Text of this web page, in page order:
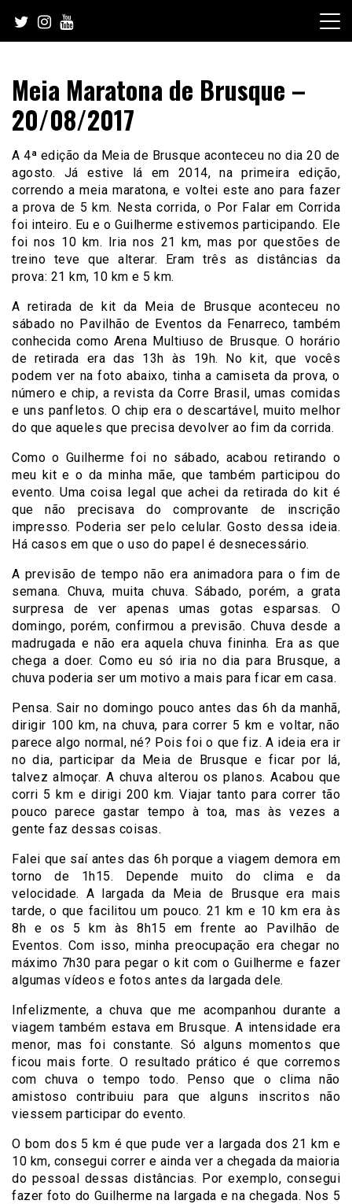
content
Meia Maratona de Brusque –
20/08/2017
A 4ª edição da Meia de Brusque aconteceu no dia 20 de
agosto. Já estive lá em 2014, na primeira edição,
correndo a meia maratona, e voltei este ano para fazer
a prova de 5 km. Nesta corrida, o Por Falar em Corrida
foi inteiro. Eu e o Guilherme estivemos participando. Ele
foi nos 10 km. Iria nos 21 km, mas por questões de
treino teve que alterar. Eram três as distâncias da
prova: 21 km, 10 km e 5 km.
A retirada de kit da Meia de Brusque aconteceu no
sábado no Pavilhão de Eventos da Fenarreco, também
conhecida como Arena Multiuso de Brusque. O horário
de retirada era das 13h às 19h. No kit, que vocês
podem ver na foto abaixo, tinha a camiseta da prova, o
número e chip, a revista da Corre Brasil, umas comidas
e uns panfletos. O chip era o descartável, muito melhor
do que aqueles que precisa devolver ao fim da corrida.
Como o Guilherme foi no sábado, acabou retirando o
meu kit e o da minha mãe, que também participou do
evento. Uma coisa legal que achei da retirada do kit é
que não precisava do comprovante de inscrição
impresso. Poderia ser pelo celular. Gosto dessa ideia.
Há casos em que o uso do papel é desnecessário.
A previsão de tempo não era animadora para o fim de
semana. Chuva, muita chuva. Sábado, porém, a grata
surpresa de ver apenas umas gotas esparsas. O
domingo, porém, confirmou a previsão. Chuva desde a
madrugada e não era aquela chuva fininha. Era as que
chega a doer. Como eu só iria no dia para Brusque, a
chuva poderia ser um motivo a mais para ficar em casa.
Pensa. Sair no domingo pouco antes das 6h da manhã,
dirigir 100 km, na chuva, para correr 5 km e voltar, não
parece algo normal, né? Pois foi o que fiz. A ideia era ir
no dia, participar da Meia de Brusque e ficar por lá,
talvez almoçar. A chuva alterou os planos. Acabou que
corri 5 km e dirigi 200 km. Viajar tanto para correr tão
pouco parece gastar tempo à toa, mas às vezes a
gente faz dessas coisas.
Falei que saí antes das 6h porque a viagem demora em
torno de 1h15. Depende muito do clima e da
velocidade. A largada da Meia de Brusque era mais
tarde, o que facilitou um pouco. 21 km e 10 km era às
8h e os 5 km às 8h15 em frente ao Pavilhão de
Eventos. Com isso, minha preocupação era chegar no
máximo 7h30 para pegar o kit com o Guilherme e fazer
algumas vídeos e fotos antes da largada dele.
Infelizmente, a chuva que me acompanhou durante a
viagem também estava em Brusque. A intensidade era
menor, mas foi constante. Só alguns momentos que
ficou mais forte. O resultado prático é que corremos
com chuva o tempo todo. Penso que o clima não
amistoso contribuiu para que alguns inscritos não
viessem participar do evento.
O bom dos 5 km é que pude ver a largada dos 21 km e
10 km, consegui correr e ainda ver a chegada da maioria
do pessoal dessas distâncias. Por exemplo, consegui
fazer foto do Guilherme na largada e na chegada. Nos 5